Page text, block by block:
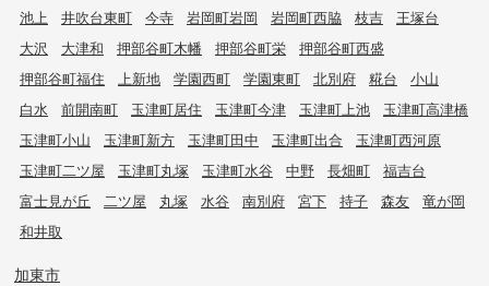
池上
井吹台東町 今寺 岩岡町岩岡 岩岡町西脇 枝吉
王塚台
大沢
大津和 押部谷町木幡 押部谷町栄
押部谷町西盛
押部谷町福住
上新地 学園西町 学園東町 北別府 糀台
小山
白水
前開南町 玉津町居住 玉津町今津 玉津町上池
玉津町高津橋
玉津町小山
玉津町新方 玉津町田中 玉津町出合
玉津町西河原
玉津町二ツ屋
玉津町丸塚 玉津町水谷 中野 長畑町
福吉台
富士見が丘
二ツ屋 丸塚 水谷 南別府 宮下 持子 森友
竜が岡
和井取
加東市